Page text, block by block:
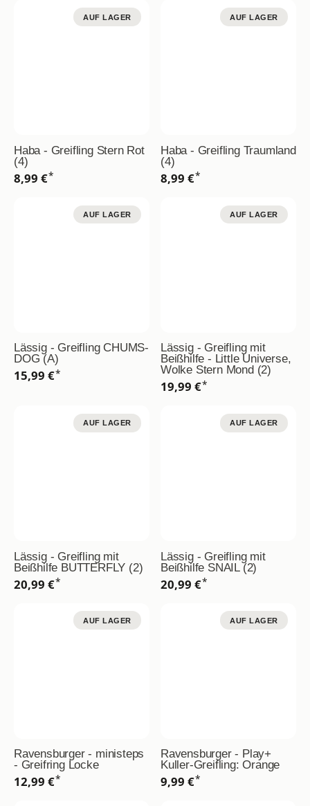
AUF LAGER
Haba - Greifling Stern Rot
(4)
8,99 €*
AUF LAGER
Haba - Greifling Traumland
(4)
8,99 €*
AUF LAGER
Lässig - Greifling CHUMS-
DOG (A)
15,99 €*
AUF LAGER
Lässig - Greifling mit
Beißhilfe - Little Universe,
Wolke Stern Mond (2)
19,99 €*
AUF LAGER
Lässig - Greifling mit
Beißhilfe BUTTERFLY (2)
20,99 €*
AUF LAGER
Lässig - Greifling mit
Beißhilfe SNAIL (2)
20,99 €*
AUF LAGER
Ravensburger - ministeps
- Greifring Locke
12,99 €*
AUF LAGER
Ravensburger - Play+
Kuller-Greifling: Orange
9,99 €*